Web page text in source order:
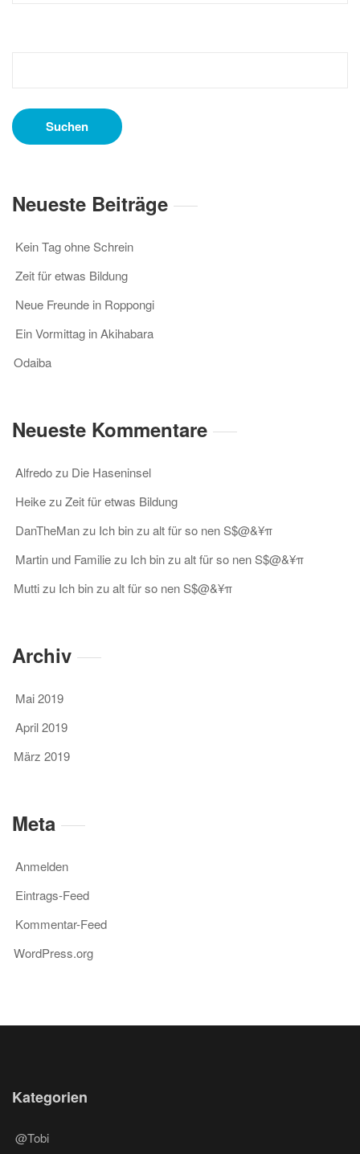
Neueste Beiträge
Kein Tag ohne Schrein
Zeit für etwas Bildung
Neue Freunde in Roppongi
Ein Vormittag in Akihabara
Odaiba
Neueste Kommentare
Alfredozu Die Haseninsel
HeikezuZeit für etwas Bildung
DanTheManzu Ich bin zu alt für so nen S$@&¥π
Martin und Familiezu Ich bin zu alt für so nen S$@&¥π
Muttizu Ich bin zu alt für so nen S$@&¥π
Archiv
Mai 2019
April 2019
März 2019
Meta
Anmelden
Eintrags-Feed
Kommentar-Feed
WordPress.org
Kategorien
@Tobi